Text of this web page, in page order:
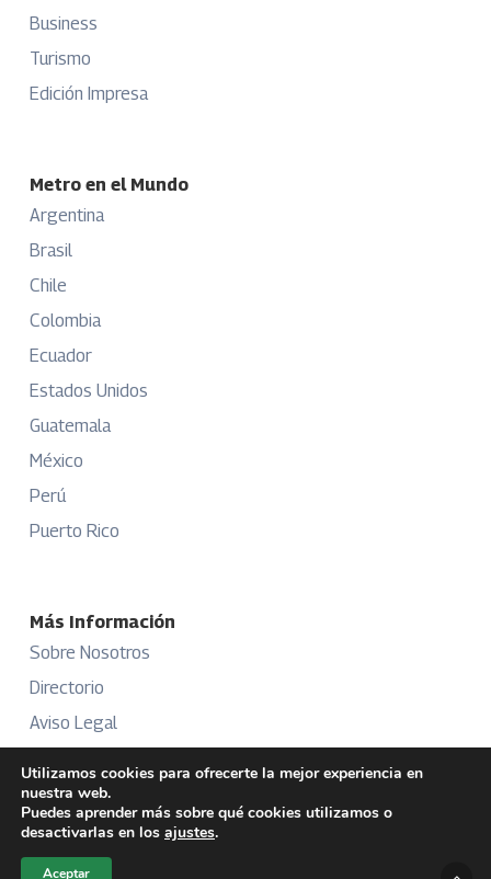
Business
Turismo
Edición Impresa
Metro en el Mundo
Argentina
Brasil
Chile
Colombia
Ecuador
Estados Unidos
Guatemala
México
Perú
Puerto Rico
Más Información
Sobre Nosotros
Directorio
Aviso Legal
Publicidad
Utilizamos cookies para ofrecerte la mejor experiencia en
nuestra web.
Puedes aprender más sobre qué cookies utilizamos o
desactivarlas en los ajustes.
Aceptar